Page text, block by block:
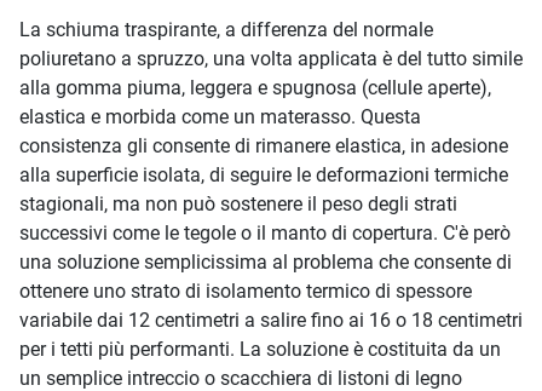
La schiuma traspirante, a differenza del normale
poliuretano a spruzzo, una volta applicata è del tutto simile
alla gomma piuma, leggera e spugnosa (cellule aperte),
elastica e morbida come un materasso. Questa
consistenza gli consente di rimanere elastica, in adesione
alla superficie isolata, di seguire le deformazioni termiche
stagionali, ma non può sostenere il peso degli strati
successivi come le tegole o il manto di copertura. C'è però
una soluzione semplicissima al problema che consente di
ottenere uno strato di isolamento termico di spessore
variabile dai 12 centimetri a salire fino ai 16 o 18 centimetri
per i tetti più performanti. La soluzione è costituita da un
un semplice intreccio o scacchiera di listoni di legno